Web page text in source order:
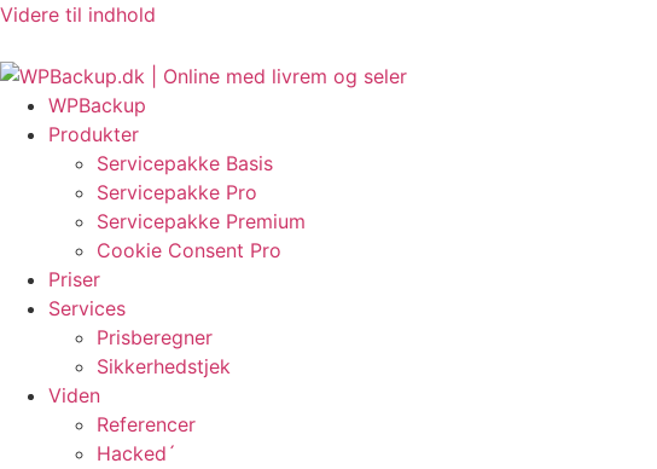
Videre til indhold
WPBackup
Produkter
Servicepakke Basis
Servicepakke Pro
Servicepakke Premium
Cookie Consent Pro
Priser
Services
Prisberegner
Sikkerhedstjek
Viden
Referencer
Hacked´